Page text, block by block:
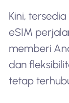
Kini,
eSIM
memberi
dan
tetap